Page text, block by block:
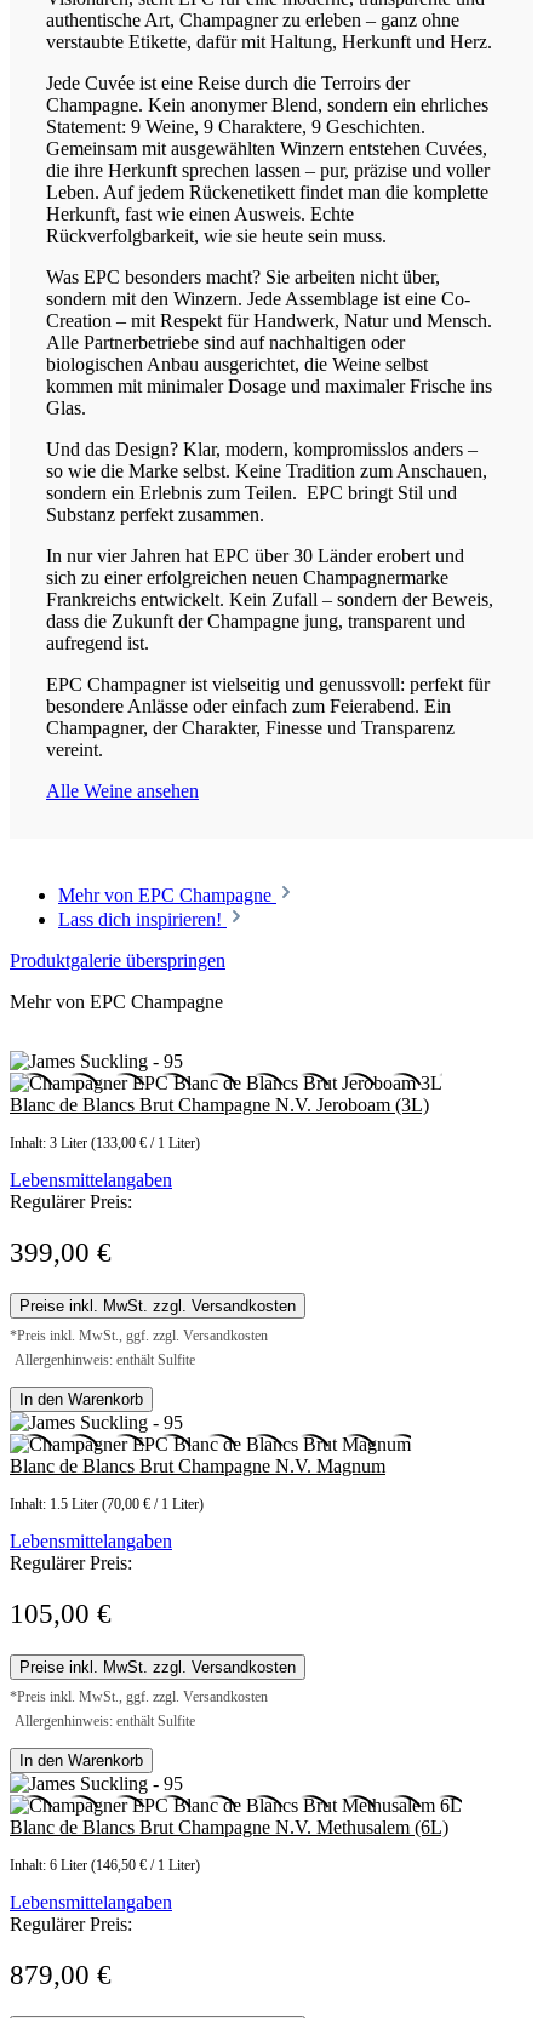
authentische Art, Champagner zu erleben – ganz ohne
verstaubte Etikette, dafür mit Haltung, Herkunft und Herz.
Jede Cuvée ist eine Reise durch die Terroirs der
Champagne. Kein anonymer Blend, sondern ein ehrliches
Statement: 9 Weine, 9 Charaktere, 9 Geschichten.
Gemeinsam mit ausgewählten Winzern entstehen Cuvées,
die ihre Herkunft sprechen lassen – pur, präzise und voller
Leben. Auf jedem Rückenetikett findet man die komplette
Herkunft, fast wie einen Ausweis. Echte
Rückverfolgbarkeit, wie sie heute sein muss.
Was EPC besonders macht? Sie arbeiten nicht über,
sondern mit den Winzern. Jede Assemblage ist eine Co-
Creation – mit Respekt für Handwerk, Natur und Mensch.
Alle Partnerbetriebe sind auf nachhaltigen oder
biologischen Anbau ausgerichtet, die Weine selbst
kommen mit minimaler Dosage und maximaler Frische ins
Glas.
Und das Design? Klar, modern, kompromisslos anders –
so wie die Marke selbst. Keine Tradition zum Anschauen,
sondern ein Erlebnis zum Teilen. EPC bringt Stil und
Substanz perfekt zusammen.
In nur vier Jahren hat EPC über 30 Länder erobert und
sich zu einer erfolgreichen neuen Champagnermarke
Frankreichs entwickelt. Kein Zufall – sondern der Beweis,
dass die Zukunft der Champagne jung, transparent und
aufregend ist.
EPC Champagner ist vielseitig und genussvoll: perfekt für
besondere Anlässe oder einfach zum Feierabend. Ein
Champagner, der Charakter, Finesse und Transparenz
vereint.
Alle Weine ansehen
Mehr von EPC Champagne
Lass dich inspirieren!
Produktgalerie überspringen
Mehr von EPC Champagne
Blanc de Blancs Brut Champagne N.V. Jeroboam (3L)
Inhalt: 3 Liter (133,00 € / 1 Liter)
Lebensmittelangaben
Regulärer Preis:
399,00 €
Preise inkl. MwSt. zzgl. Versandkosten
*Preis inkl. MwSt., ggf. zzgl. Versandkosten
Allergenhinweis: enthält Sulfite
In den Warenkorb
Blanc de Blancs Brut Champagne N.V. Magnum
Inhalt: 1.5 Liter (70,00 € / 1 Liter)
Lebensmittelangaben
Regulärer Preis:
105,00 €
Preise inkl. MwSt. zzgl. Versandkosten
*Preis inkl. MwSt., ggf. zzgl. Versandkosten
Allergenhinweis: enthält Sulfite
In den Warenkorb
Blanc de Blancs Brut Champagne N.V. Methusalem (6L)
Inhalt: 6 Liter (146,50 € / 1 Liter)
Lebensmittelangaben
Regulärer Preis:
879,00 €